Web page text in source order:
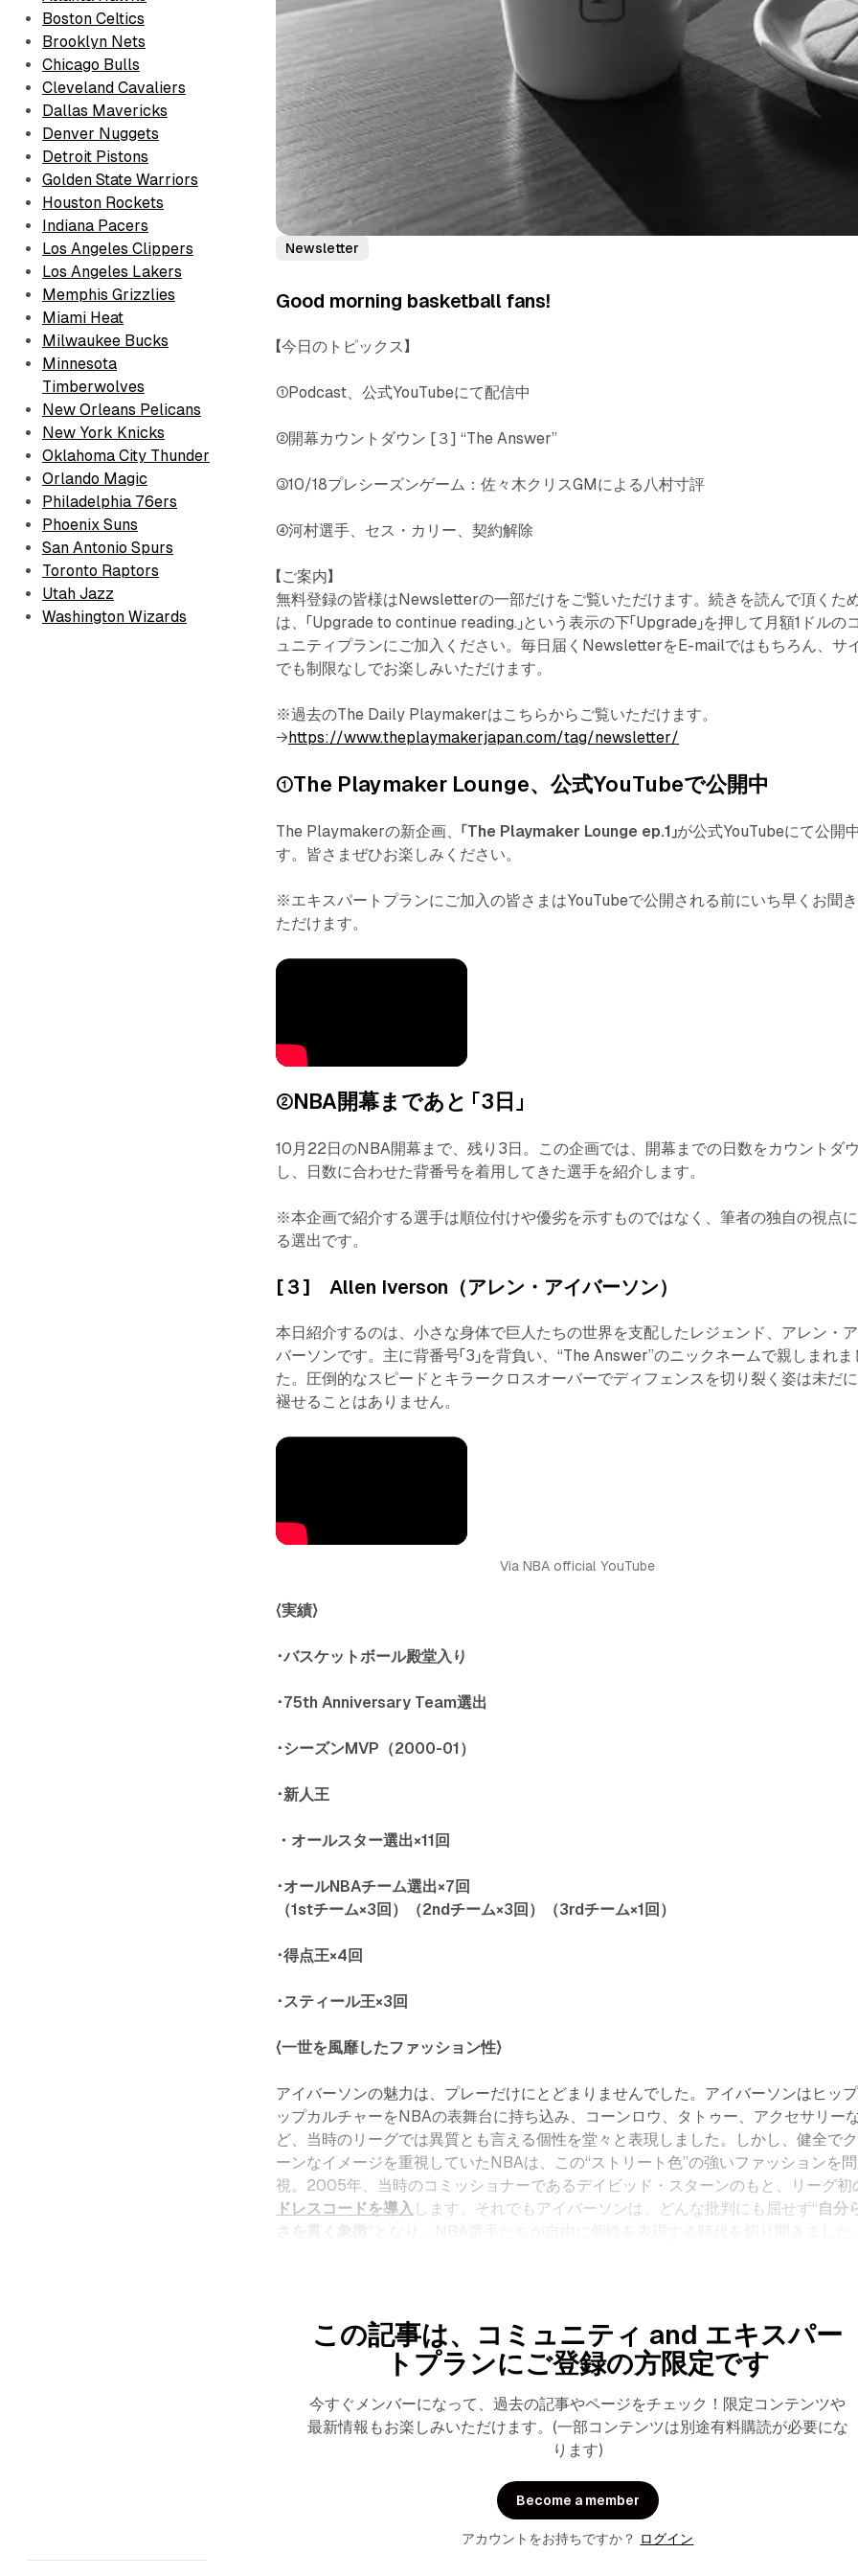
Boston Celtics
Brooklyn Nets
Chicago Bulls
Cleveland Cavaliers
Dallas Mavericks
Denver Nuggets
Detroit Pistons
Golden State Warriors
Houston Rockets
Indiana Pacers
Los Angeles Clippers
Los Angeles Lakers
Memphis Grizzlies
Miami Heat
Milwaukee Bucks
Minnesota
Timberwolves
New Orleans Pelicans
New York Knicks
Oklahoma City Thunder
Orlando Magic
Philadelphia 76ers
Phoenix Suns
San Antonio Spurs
Toronto Raptors
Utah Jazz
Washington Wizards
Newsletter
Good morning basketball fans!
【今日のトピックス】
①Podcast、公式YouTubeにて配信中
②開幕カウントダウン [３] “The Answer”
③10/18プレシーズンゲーム：佐々木クリスGMによる八村寸評
④河村選手、セス・カリー、契約解除
【ご案内】
無料登録の皆様はNewsletterの一部だけをご覧いただけます。続きを読んで頂くた
は、「Upgrade to continue reading.」という表示の下「Upgrade」を押して月額1ドルの
ュニティプランにご加入ください。毎日届くNewsletterをE-mailではもちろん、サ
でも制限なしでお楽しみいただけます。
※過去のThe Daily Playmakerはこちらからご覧いただけます。
→ https://www.theplaymakerjapan.com/tag/newsletter/
①The Playmaker Lounge、公式YouTubeで公開中
The Playmakerの新企画、「The Playmaker Lounge ep.1」が公式YouTubeにて公開
す。皆さまぜひお楽しみください。
※エキスパートプランにご加入の皆さまはYouTubeで公開される前にいち早くお聞
ただけます。
②NBA開幕まであと 「3日」
10月22日のNBA開幕まで、残り3日。この企画では、開幕までの日数をカウントダ
し、日数に合わせた背番号を着用してきた選手を紹介します。
※本企画で紹介する選手は順位付けや優劣を示すものではなく、筆者の独自の視点
る選出です。
[３] Allen Iverson（アレン・アイバーソン）
本日紹介するのは、小さな身体で巨人たちの世界を支配したレジェンド、アレン・
バーソンです。主に背番号「3」を背負い、“The Answer”のニックネームで親しまれま
た。圧倒的なスピードとキラークロスオーバーでディフェンスを切り裂く姿は未だ
褪せることはありません。
Via NBA official YouTube
〈実績〉
･バスケットボール殿堂入り
･75th Anniversary Team選出
･シーズンMVP（2000-01）
･新人王
・オールスター選出×11回
･オールNBAチーム選出×7回
（1stチーム×3回）（2ndチーム×3回）（3rdチーム×1回）
･得点王×4回
･スティール王×3回
〈一世を風靡したファッション性〉
アイバーソンの魅力は、プレーだけにとどまりませんでした。アイバーソンはヒッ
ップカルチャーをNBAの表舞台に持ち込み、コーンロウ、タトゥー、アクセサリー
ど、当時のリーグでは異質とも言える個性を堂々と表現しました。しかし、健全でク
ーンなイメージを重視していたNBAは、この“ストリート色”の強いファッションを
視。2005年、当時のコミッショナーであるデイビッド・スターンのもと、リーグ初
ドレスコードを導入 します。それでもアイバーソンは、どんな批判にも屈せず“自分
この記事は、コミュニティ and エキスパー
トプランにご登録の方限定です
今すぐメンバーになって、過去の記事やページをチェック！限定コンテンツや
最新情報もお楽しみいただけます。(一部コンテンツは別途有料購読が必要にな
ります)
Become a member
アカウントをお持ちですか？ ログイン